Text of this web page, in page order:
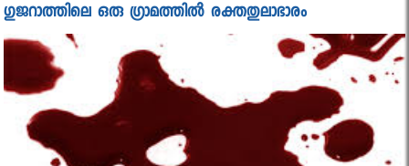
ഗുജറാത്തിലെ ഒരു ഗ്രാമത്തിൽ രക്തതുലാഭാരം